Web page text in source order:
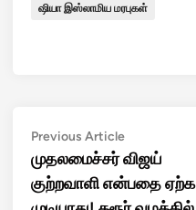
ஷியா இஸ்லாமிய மரபுகள்
Post
navigation
Previous ArticlePrevious
article:
முதலமைச்சர் விஜய்
குற்றவாளி என்பதை ஏற்க